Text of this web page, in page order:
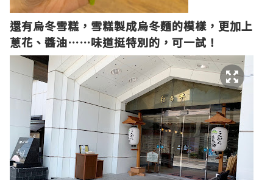
還有烏冬雪糕，雪糕製成烏冬麵的模樣，更加上
蔥花、醬油⋯⋯味道挺特別的，可一試！